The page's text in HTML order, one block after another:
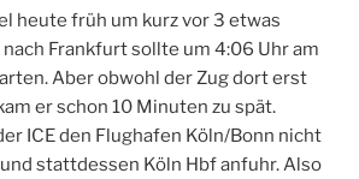
heute früh um kurz vor 3 etwas
nach Frankfurt sollte um 4:06 Uhr am
Aber obwohl der Zug dort erst
er schon 10 Minuten zu spät.
ICE den Flughafen Köln/Bonn nicht
stattdessen Köln Hbf anfuhr. Also